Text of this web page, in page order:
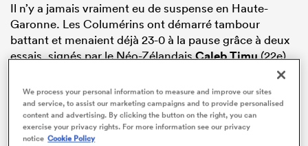
Il n’y a jamais vraiment eu de suspense en Haute-
Garonne. Les Columérins ont démarré tambour
battant et menaient déjà 23-0 à la pause grâce à deux
essais, signés par le Néo-ZélandaisCaleb Timu(22e)
Agena
bien cru pouvoir réagir avec un essai à la 46e, mais
Colomiers a parfaitement géré la fin de rencontre
avant d’ajouter un troisième essai par le pilierNicolas
Martins(74e).
We process your personal information to measure and improve our sites
and service, to assist our marketing campaigns and to provide personalised
content and advertising. By clicking the button on the right, you can
exercise your privacy rights. For more information see our privacy
notice Cookie Policy